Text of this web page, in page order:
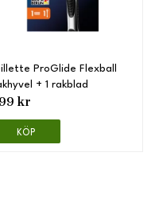
ProGlide Flexball
+ 1 rakblad
kr
KÖP